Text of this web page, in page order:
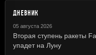
ДНЕВНИК
05 августа 2026
Вторая ступень ракеты
упадет на Луну